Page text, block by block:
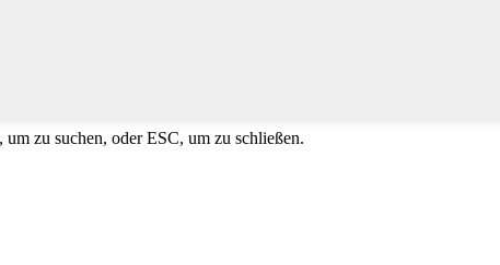
zu suchen, oder ESC, um zu schließen.